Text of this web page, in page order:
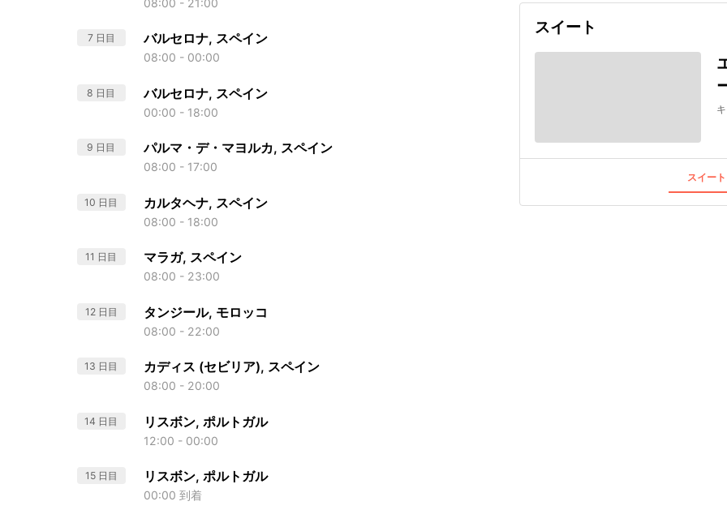
7 日目 バルセロナ, スペイン
08:00 - 00:00
8 日目 バルセロナ, スペイン
00:00 - 18:00
9 日目 パルマ・デ・マヨルカ, スペイン
08:00 - 17:00
10 日目 カルタヘナ, スペイン
08:00 - 18:00
11 日目 マラガ, スペイン
08:00 - 23:00
12 日目 タンジール, モロッコ
08:00 - 22:00
13 日目 カディス (セビリア), スペイン
08:00 - 20:00
14 日目 リスボン, ポルトガル
12:00 - 00:00
15 日目 リスボン, ポルトガル
00:00 到着
スイート
スイー